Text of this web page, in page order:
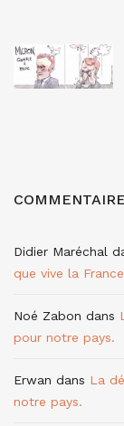
Didier Maréchal
que vive la
Noé Zabon dans
pour notre pays.
Erwan dans La
notre pays.